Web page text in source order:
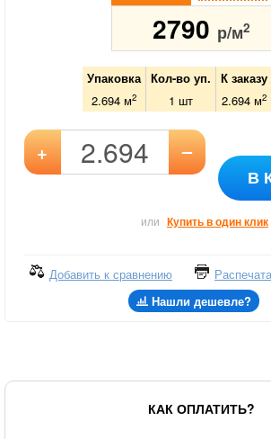
2790 р/м2
Упаковка Кол-во уп. К заказу
2.694 м2 1 шт 2.694м2
+ –
В
или Купить в один клик
Добавить к сравнению
Нашли дешевле?
КАК ОПЛАТИТЬ?